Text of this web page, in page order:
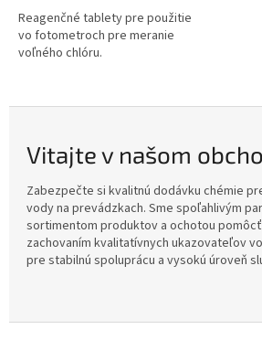
Reagenčné tablety pre použitie
vo fotometroch pre meranie
voľného chlóru.
Vitajte v našom
Zabezpečte si kvalitnú dodávku chémie
vody na prevádzkach. Sme spoľahlivým
sortimentom produktov a ochotou
zachovaním kvalitatívnych ukazovateľov
pre stabilnú spoluprácu a vysokú úroveň